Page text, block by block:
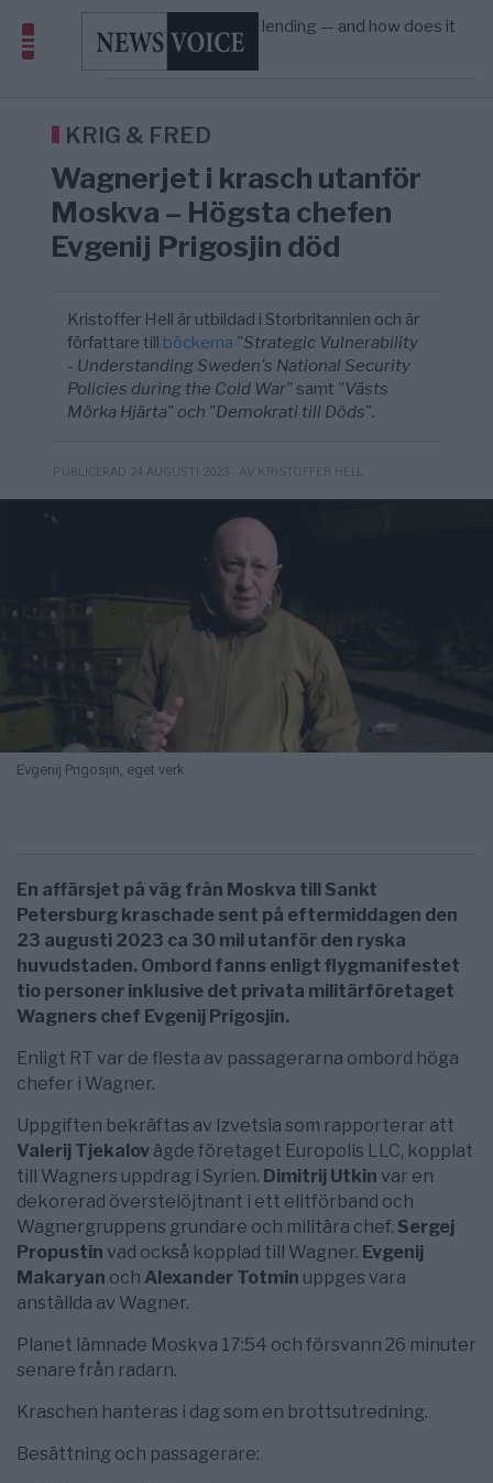
09:12
What is P2B lending — and how does it
differ from P2P?
KRIG & FRED
Richard D. Wolff: Därför provocerar
Överger tanken om ett ...
KRIG & FRED
Wagnerjet i krasch utanför
Moskva – Högsta chefen
Evgenij Prigosjin död
Kristoffer Hell är utbildad i Storbritannien och är
författare till böckerna "Strategic Vulnerability
- Understanding Sweden's National Security
Policies during the Cold War"samt "Västs
Mörka Hjärta" och "Demokrati till Döds".
PUBLICERAD 24 AUGUSTI 2023 - AV KRISTOFFER HELL
Evgenij Prigosjin, eget verk
En affärsjet på väg från Moskva till Sankt
Petersburg kraschade sent på eftermiddagen den
23 augusti 2023 ca 30 mil utanför den ryska
huvudstaden. Ombord fanns enligt flygmanifestet
tio personer inklusive det privata militärföretaget
Wagners chef Evgenij Prigosjin.
Enligt RT var de flesta av passagerarna ombord höga
chefer i Wagner.
Uppgiften bekräftas av Izvetsia som rapporterar att
Valerij Tjekalov ägde företaget Europolis LLC, kopplat
till Wagners uppdrag i Syrien. Dimitrij Utkin var en
dekorerad överstelöjtnant i ett elitförband och
Wagnergruppens grundare och militära chef. Sergej
Propustin vad också kopplad till Wagner. Evgenij
Makaryan och Alexander Totmin uppges vara
anställda av Wagner.
Planet lämnade Moskva 17:54 och försvann 26 minuter
senare från radarn.
Kraschen hanteras i dag som en brottsutredning.
Besättning och passagerare: